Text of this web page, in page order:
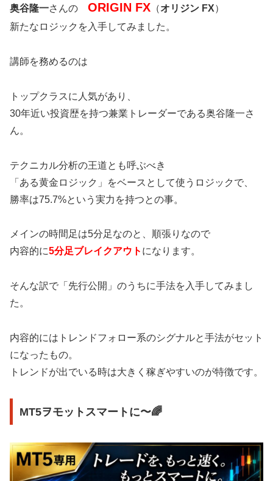
奥谷隆一さんの ORIGIN FX （オリジン FX）
新たなロジックを入手してみました。
講師を務めるのは
トップクラスに人気があり、
30年近い投資歴を持つ兼業トレーダーである奥谷隆一さ
ん。
テクニカル分析の王道とも呼ぶべき
「ある黄金ロジック」をベースとして使うロジックで、
勝率は75.7%という実力を持つとの事。
メインの時間足は5分足なのと、順張りなので
内容的に5分足ブレイクアウト になります。
そんな訳で「先行公開」のうちに手法を入手してみまし
た。
内容的にはトレンドフォロー系のシグナルと手法がセット
になったもの。
トレンドが出でいる時は大きく稼ぎやすいのが特徴です。
MT5ヲモットスマートに〜🌈